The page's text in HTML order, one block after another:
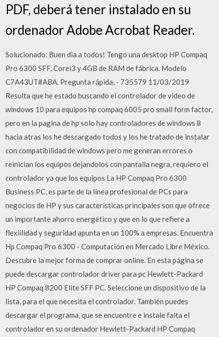
PDF, deberá tener instalado en su
ordenador Adobe Acrobat Reader.
Solucionado: Buen dia a todos! Tengo una desktop HP Compaq
Pro 6300 SFF, Corei3 y 4GB de RAM de fábrica. Modelo
C7A43UT#ABA. Pregunta rápida, - 735579 11/03/2019
Resulta que he estado buscando el controlador de video de
windows 10 para equipos hp compaq 6005 pro small form factor,
pero en la pagina de hp solo hay controladores de windows 8
hacia atras los he descargado todos y los he tratado de instalar
con compatibilidad de windows pero me generan errores o
reinician los equipos dejandolos con pantalla negra, requiero el
controlador ya que los equipos La HP Compaq Pro 6300
Business PC, es parte de la línea profesional de PCs para
negocios de HP y sus características principales son que ofrece
un importante ahorro energético y que en lo que refiere a
flexiilidad y seguridad apunta en un 100% a empresas. Encuentra
Hp Compaq Pro 6300 - Computación en Mercado Libre México.
Descubre la mejor forma de comprar online. En esta página se
puede descargar controlador driver para pc Hewlett-Packard
HP Compaq 8200 Elite SFF PC. Seleccione un dispositivo de la
lista, para el que necesita el controlador. También puedes
descargar el programa, que se encuentre e instale falta el
controlador en su ordenador Hewlett-Packard HP Compaq